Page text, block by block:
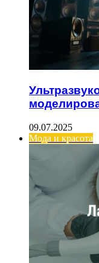
09.07.2025
Мода и красота